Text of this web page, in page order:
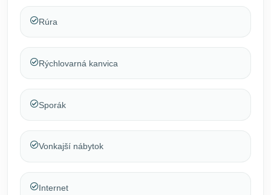
Rúra
Rýchlovarná kanvica
Sporák
Vonkajší nábytok
Internet